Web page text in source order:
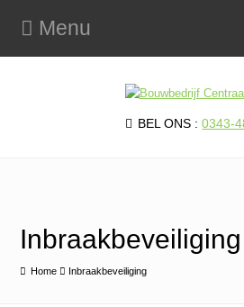
Menu
BEL ONS :0343-
Inbraakbeveiliging
Home Inbraakbeveiliging